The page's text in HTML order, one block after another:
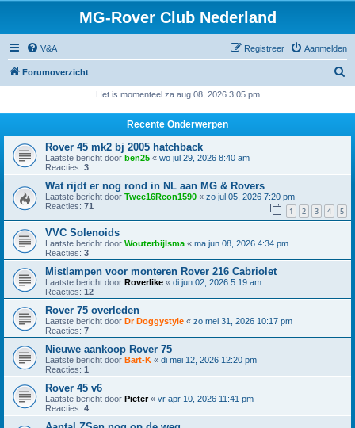
MG-Rover Club Nederland
V&A Aanmelden
Registreer
Forumoverzicht
Het is momenteel za aug 08, 2026 3:05 pm
Recente Onderwerpen
Rover 45 mk2 bj 2005 hatchback
Laatste bericht door ben25 « wo jul 29, 2026 8:40 am
Reacties: 3
Wat rijdt er nog rond in NL aan MG & Rovers
Laatste bericht door Twee16Rcon1590 « zo jul 05, 2026 7:20 pm
Reacties: 71 1 2 3 4 5
VVC Solenoids
Laatste bericht door Wouterbijlsma « ma jun 08, 2026 4:34 pm
Reacties: 3
Mistlampen voor monteren Rover 216 Cabriolet
Laatste bericht door Roverlike « di jun 02, 2026 5:19 am
Reacties: 12
Rover 75 overleden
Laatste bericht door Dr Doggystyle « zo mei 31, 2026 10:17 pm
Reacties: 7
Nieuwe aankoop Rover 75
Laatste bericht door Bart-K « di mei 12, 2026 12:20 pm
Reacties: 1
Rover 45 v6
Laatste bericht door Pieter« vr apr 10, 2026 11:41 pm
Reacties: 4